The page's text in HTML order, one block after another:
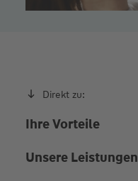
Direkt zu:
Ihre Vorteile
Unsere Leistungen